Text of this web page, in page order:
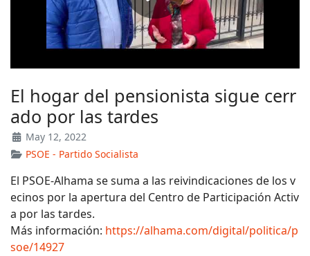
El hogar del pensionista sigue cerr
ado por las tardes
May 12, 2022
PSOE - Partido Socialista
El PSOE-Alhama se suma a las reivindicaciones de los v
ecinos por la apertura del Centro de Participación Activ
a por las tardes.
Más información: https://alhama.com/digital/politica/p
soe/14927